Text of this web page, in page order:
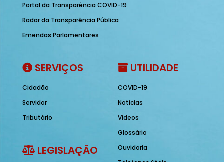
Portal da Transparência COVID-19
Radar da Transparência Pública
Emendas Parlamentares
SERVIÇOS
Cidadão
Servidor
Tributário
LEGISLAÇÃO
UTILIDADE
COVID-19
Notícias
Vídeos
Glossário
Ouvidoria